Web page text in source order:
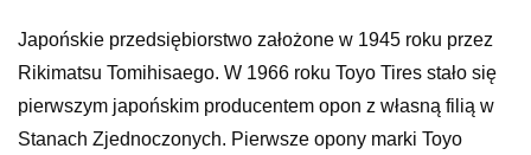
Japońskie przedsiębiorstwo założone w 1945 roku przez
Rikimatsu Tomihisaego. W 1966 roku Toyo Tires stało się
pierwszym japońskim producentem opon z własną filią w
Stanach Zjednoczonych. Pierwsze opony marki Toyo